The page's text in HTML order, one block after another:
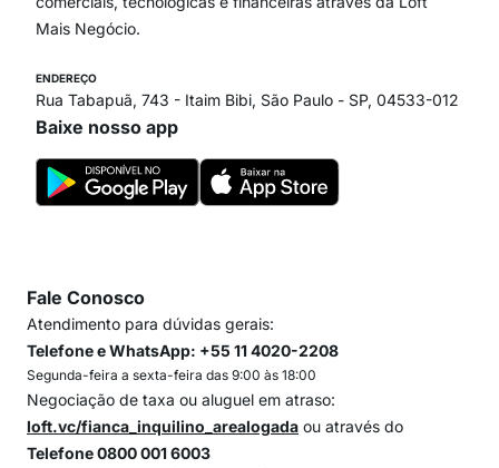
Mais Negócio.
ENDEREÇO
Rua Tabapuã, 743 - Itaim Bibi, São Paulo - SP, 04533-012
Baixe nosso app
Fale Conosco
Atendimento para dúvidas gerais:
Telefone e WhatsApp: +55 11 4020-2208
Segunda-feira a sexta-feira das 9:00 às 18:00
Negociação de taxa ou aluguel em atraso:
loft.vc/fianca_inquilino_arealogada ou através do
Telefone 0800 001 6003